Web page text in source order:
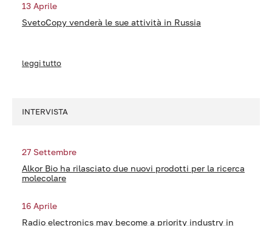
13 Aprile
SvetoCopy venderà le sue attività in Russia
leggi tutto
INTERVISTA
27 Settembre
Alkor Bio ha rilasciato due nuovi prodotti per la ricerca
molecolare
16 Aprile
Radio electronics may become a priority industry in